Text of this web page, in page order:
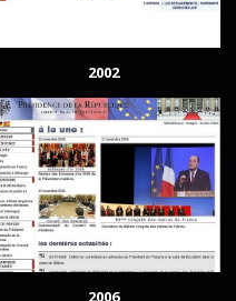
2002
2006